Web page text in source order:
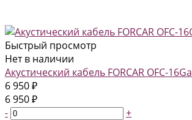
Быстрый просмотр
Нет в наличии
Акустический кабель FORCAR OFC-16Ga
6 950 ₽
6 950 ₽
-
+